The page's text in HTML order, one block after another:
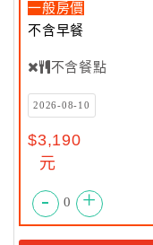
一般房價
不含早餐
不含餐點
2026-08-10
$3,190
元
- 0 +